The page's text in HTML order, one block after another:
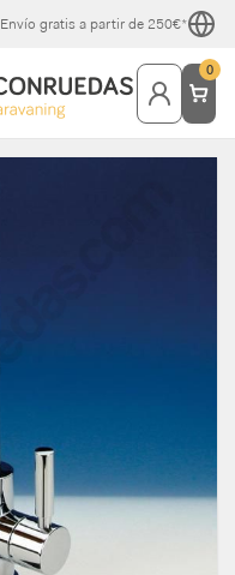
Envío gratis a partir de 250€*
0